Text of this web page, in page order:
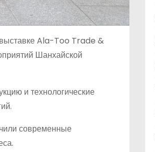
выставке Ala-Too Trade &
Шанхайской
и технологические
современные